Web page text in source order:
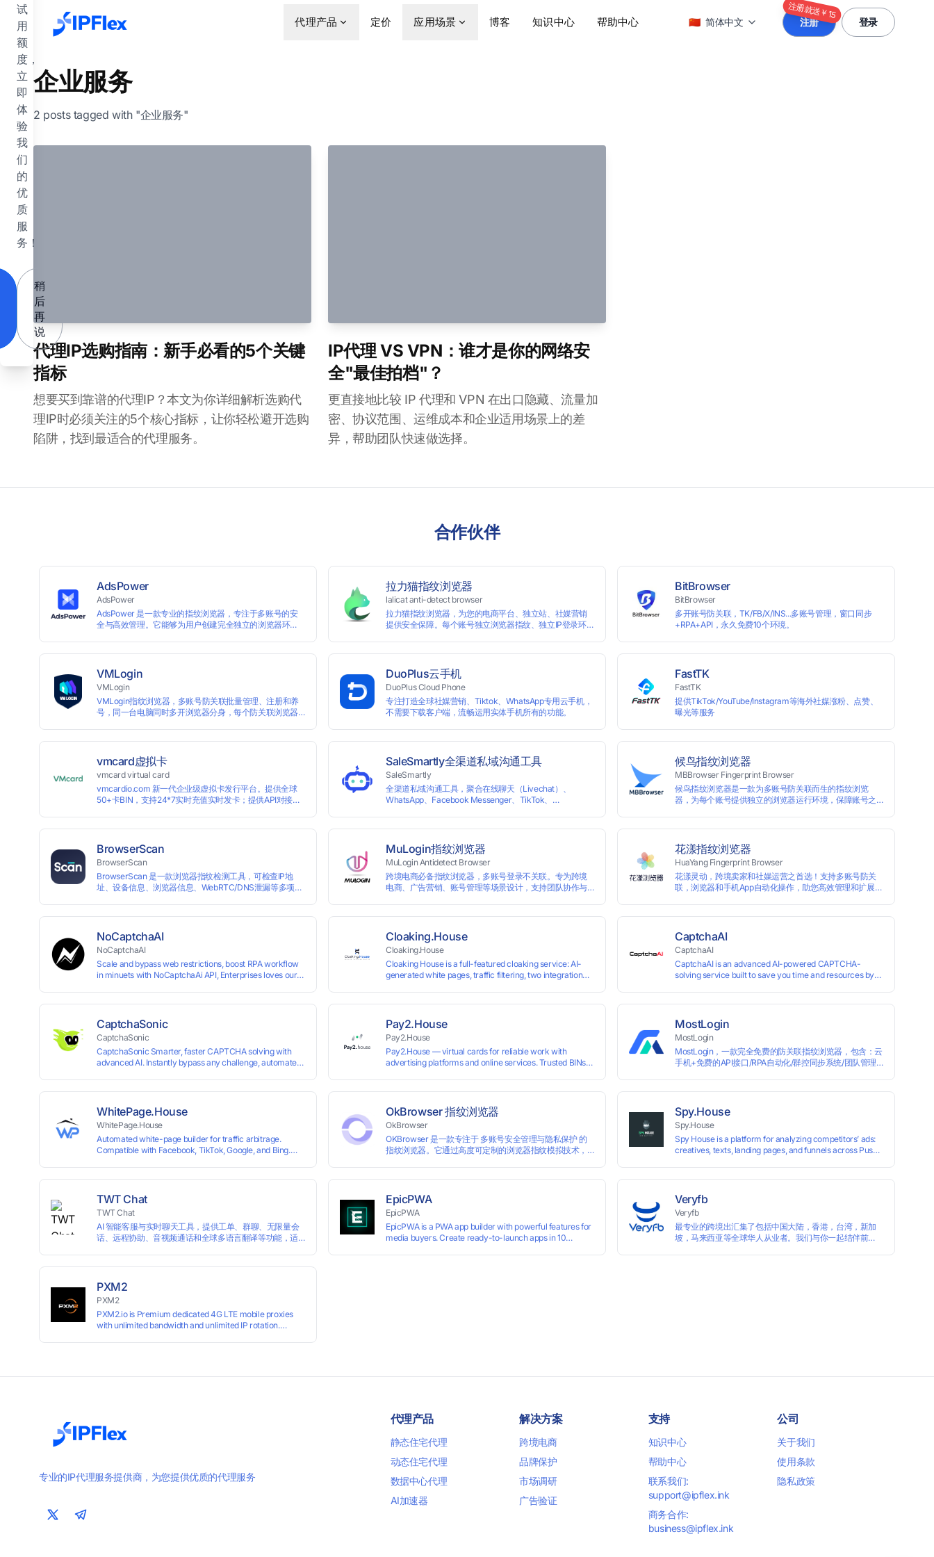
试
用
额
度，
立
即
体
验
我
们
的
优
质
服
务！
稍
后
再
说
跳到主要内容
代理产品 定价 应用场景 博客 知识中心 帮助中心 🇨🇳 简体中文 注册
注册就送￥15
登录
企业服务
2 posts tagged with "企业服务"
代理IP选购指南：新手必看的5个关键
指标
想要买到靠谱的代理IP？本文为你详细解析选购代
理IP时必须关注的5个核心指标，让你轻松避开选购
陷阱，找到最适合的代理服务。
IP代理 VS VPN：谁才是你的网络安
全"最佳拍档"？
更直接地比较 IP 代理和 VPN 在出口隐藏、流量加
密、协议范围、运维成本和企业适用场景上的差
异，帮助团队快速做选择。
合作伙伴
AdsPower
AdsPower
AdsPower 是一款专业的指纹浏览器，专注于多账号的安
全与高效管理。它能够为用户创建完全独立的浏览器环
拉力猫指纹浏览器
lalicat anti-detect browser
拉力猫指纹浏览器，为您的电商平台、独立站、社媒营销
提供安全保障。每个账号独立浏览器指纹、独立IP登录环
BitBrowser
BitBrowser
多开账号防关联，TK/FB/X/INS...多账号管理，窗口同步
+RPA+API，永久免费10个环境。
VMLogin
VMLogin
VMLogin指纹浏览器，多账号防关联批量管理、注册和养
号，同一台电脑同时多开浏览器分身，每个防关联浏览器
DuoPlus云手机
DuoPlus Cloud Phone
专注打造全球社媒营销、Tiktok、WhatsApp专用云手机，
不需要下载客户端，流畅运用实体手机所有的功能。
FastTK
FastTK
提供TikTok/YouTube/Instagram等海外社媒涨粉、点赞、
曝光等服务
vmcard虚拟卡
vmcard virtual card
vmcardio.com 新一代企业级虚拟卡发行平台。提供全球
50+卡BIN，支持24*7实时充值实时发卡；提供API对接和
SaleSmartly全渠道私域沟通工具
SaleSmartly
全渠道私域沟通工具，聚合在线聊天（Livechat）、
WhatsApp、Facebook Messenger、TikTok、
候鸟指纹浏览器
MBBrowser Fingerprint Browser
候鸟指纹浏览器是一款为多账号防关联而生的指纹浏览
器，为每个账号提供独立的浏览器运行环境，保障账号之
台电脑同时登陆运营多个账号的使用场景。 候鸟指纹浏览
器适用于跨境电商多店铺运营、海淘代购、Affiliate广告联
盟、SEO优化、社交媒体营销等多种行业应用。
BrowserScan
BrowserScan
BrowserScan 是一款浏览器指纹检测工具，可检查IP地
址、设备信息、浏览器信息、WebRTC/DNS泄漏等多项数
MuLogin指纹浏览器
MuLogin Antidetect Browser
跨境电商必备指纹浏览器，多账号登录不关联。专为跨境
电商、广告营销、账号管理等场景设计，支持团队协作与
花漾指纹浏览器
HuaYang Fingerprint Browser
花漾灵动，跨境卖家和社媒运营之首选！支持多账号防关
联，浏览器和手机App自动化操作，助您高效管理和扩展业
NoCaptchaAI
NoCaptchaAI
Scale and bypass web restrictions, boost RPA workflow
in minuets with NoCaptchaAi API, Enterprises loves our
Cloaking.House
Cloaking.House
Cloaking House is a full-featured cloaking service: AI-
generated white pages, traffic filtering, two integration
CaptchaAI
CaptchaAI
CaptchaAI is an advanced AI-powered CAPTCHA-
solving service built to save you time and resources by
performance at the most affordable price on the market.
✅ Lowest Market Price — Plans start at just $15, making
us the most affordable solution at scale. ✅ Unlimited
Solves — No limits, no restrictions. ✅ Top-Tier
Accuracy — Advanced AI models trained for
or automation.
CaptchaSonic
CaptchaSonic
CaptchaSonic Smarter, faster CAPTCHA solving with
advanced AI. Instantly bypass any challenge, automate
Pay2.House
Pay2.House
Pay2.House — virtual cards for reliable work with
advertising platforms and online services. Trusted BINs
code IPFLEX when topping up your Pay2.House account
and get +1% credited to your balance from the deposit.
MostLogin
MostLogin
MostLogin，一款完全免费的防关联指纹浏览器，包含：云
手机+免费的API接口/RPA自动化/群控同步系统/团队管理
WhitePage.House
WhitePage.House
Automated white-page builder for traffic arbitrage.
Compatible with Facebook, TikTok, Google, and Bing.
OkBrowser 指纹浏览器
OkBrowser
OKBrowser 是一款专注于 多账号安全管理与隐私保护 的
指纹浏览器。它通过高度可定制的浏览器指纹模拟技术，
Spy.House
Spy.House
Spy House is a platform for analyzing competitors’ ads:
creatives, texts, landing pages, and funnels across Push,
TWT Chat
TWT Chat
AI 智能客服与实时聊天工具，提供工单、群聊、无限量会
话、远程协助、音视频通话和全球多语言翻译等功能，适
EpicPWA
EpicPWA
EpicPWA is a PWA app builder with powerful features for
media buyers. Create ready-to-launch apps in 10
Veryfb
Veryfb
最专业的跨境出汇集了包括中国大陆，香港，台湾，新加
坡，马来西亚等全球华人从业者。我们与你一起结伴前
PXM2
PXM2
PXM2.io is Premium dedicated 4G LTE mobile proxies
with unlimited bandwidth and unlimited IP rotation.
专业的IP代理服务提供商，为您提供优质的代理服务
代理产品
静态住宅代理
动态住宅代理
数据中心代理
AI加速器
解决方案
跨境电商
品牌保护
市场调研
广告验证
支持
知识中心
帮助中心
联系我们:
support@ipflex.ink
商务合作:
business@ipflex.ink
公司
关于我们
使用条款
隐私政策